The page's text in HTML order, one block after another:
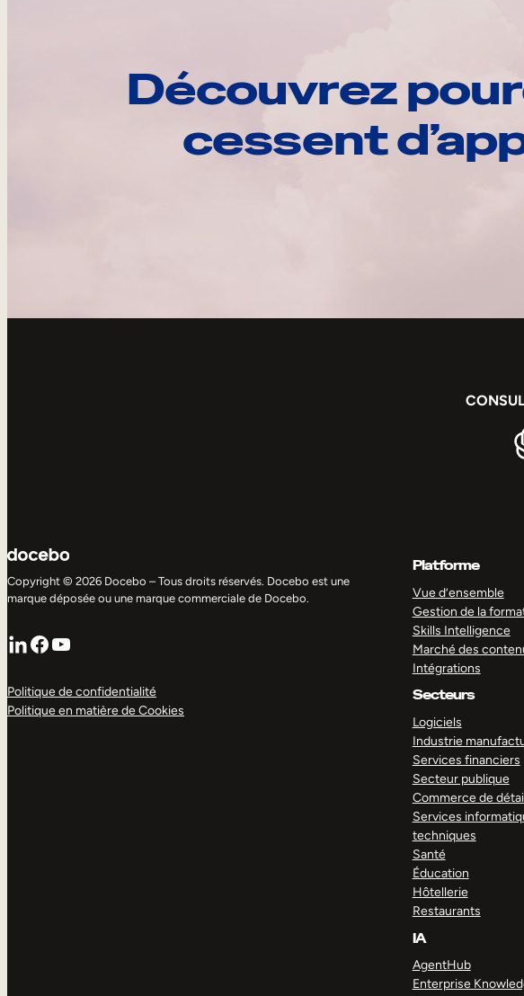
Découvrez
cessent
Copyright © 2026 Docebo – Tous droits réservés. Docebo est une
marque déposée ou une marque commerciale de Docebo.
LinkedIn
Facebook
YouTube
Politique de confidentialité
Politique en matière de Cookies
Platforme
Vue d’ensemble
Gestion de la
Skills Intelligence
Marché des
Intégrations
Secteurs
Logiciels
Industrie
Services financiers
Secteur publique
Commerce de
Services
techniques
Santé
Éducation
Hôtellerie
Restaurants
IA
AgentHub
Enterprise